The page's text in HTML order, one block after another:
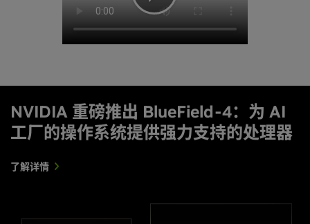
NVIDIA 重磅推出 BlueField-4：为 AI
工厂的操作系统提供强力支持的处理器
了解详情